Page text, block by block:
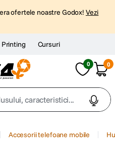
ofertele noastre Godox! Vezi
Printing Cursuri
0 0
caracteristici...
Accesorii telefoane mobile